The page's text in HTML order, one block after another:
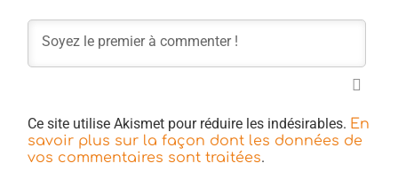
Ce site utilise Akismet pour réduire les indésirables. En
savoir plus sur la façon dont les données de
vos commentaires sont traitées.